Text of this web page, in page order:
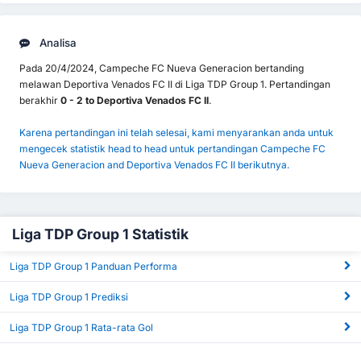
Analisa
Pada 20/4/2024, Campeche FC Nueva Generacion bertanding
melawan Deportiva Venados FC II di Liga TDP Group 1. Pertandingan
berakhir 0 - 2 to Deportiva Venados FC II.
Karena pertandingan ini telah selesai, kami menyarankan anda untuk
mengecek statistik head to head untuk pertandingan Campeche FC
Nueva Generacion and Deportiva Venados FC II berikutnya.
Liga TDP Group 1 Statistik
Liga TDP Group 1 Panduan Performa
Liga TDP Group 1 Prediksi
Liga TDP Group 1 Rata-rata Gol